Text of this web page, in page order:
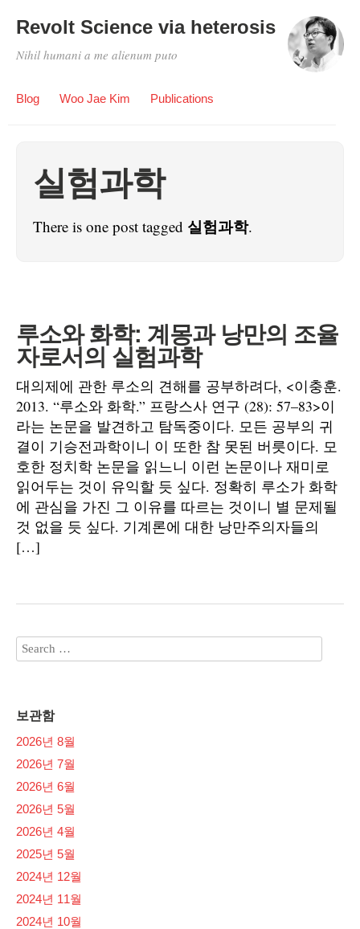
Revolt Science via heterosis
Nihil humani a me alienum puto
Blog Woo Jae Kim Publications
실험과학
There is one post tagged 실험과학.
루소와 화학: 계몽과 낭만의 조율
자로서의 실험과학
대의제에 관한 루소의 견해를 공부하려다, <이충훈.
2013. “루소와 화학.” 프랑스사 연구 (28): 57–83>이
라는 논문을 발견하고 탐독중이다. 모든 공부의 귀
결이 기승전과학이니 이 또한 참 못된 버릇이다. 모
호한 정치학 논문을 읽느니 이런 논문이나 재미로
읽어두는 것이 유익할 듯 싶다. 정확히 루소가 화학
에 관심을 가진 그 이유를 따르는 것이니 별 문제될
것 없을 듯 싶다. 기계론에 대한 낭만주의자들의
[…]
보관함
2026년 8월
2026년 7월
2026년 6월
2026년 5월
2026년 4월
2025년 5월
2024년 12월
2024년 11월
2024년 10월